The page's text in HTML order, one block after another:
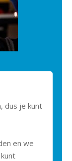
dus je kunt
en we